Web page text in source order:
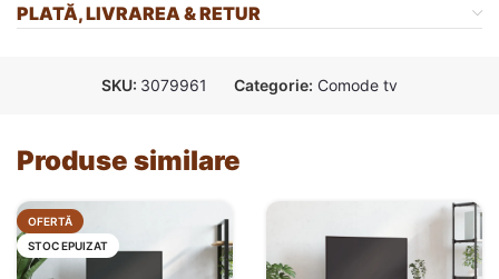
PLATĂ, LIVRAREA & RETUR
SKU: 3079961 Categorie: Comode tv
Produse similare
OFERTĂ
STOC EPUIZAT